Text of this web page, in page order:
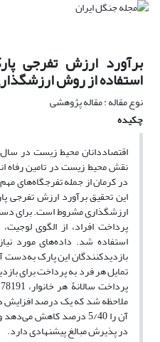
برآورد ارزش تفرجی
استفاده از روش
نوع مقاله : مقاله پژوهشی
چکیده
اقتصاددانان محیط زیست در
نقش محیط زیست در تامین رفاه
در کرمان از جمله تفرجگاه‌های
این تحقیق برآورد ارزش تفرجی
ارزشگذاری مشروط است. برای
پرداخت افراد، از الگوی
بازدیدکنندگان این پارک
ملاحظه شد که یک درصد افزایش
آن را 5/40 درصد کاهش
در پذیرش مبالغ پیشنهادی دارد.